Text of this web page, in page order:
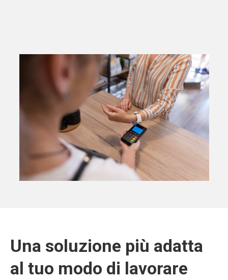
Una soluzione più adatta
al tuo modo di lavorare